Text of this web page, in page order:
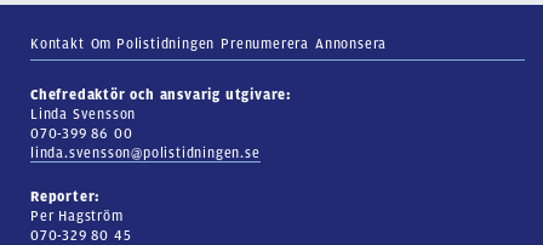
Kontakt Om Polistidningen Prenumerera Annonsera
Chefredaktör och ansvarig utgivare:
Linda Svensson
070-399 86 00
linda.svensson@polistidningen.se
Reporter:
Per Hagström
070-329 80 45